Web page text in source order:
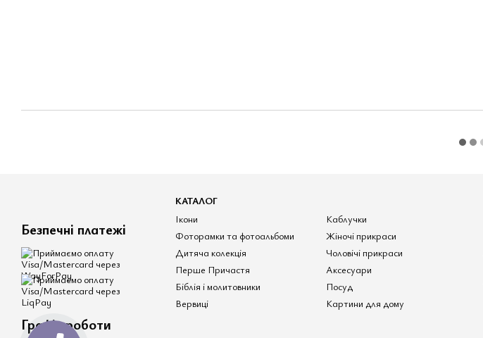
Безпечні платежі
Графік роботи
КАТАЛОГ
Ікони
Фоторамки та фотоальбоми
Дитяча колекція
Перше Причастя
Біблія і молитовники
Вервиці
Каблучки
Жіночі прикраси
Чоловічі прикраси
Аксесуари
Посуд
Картини для дому